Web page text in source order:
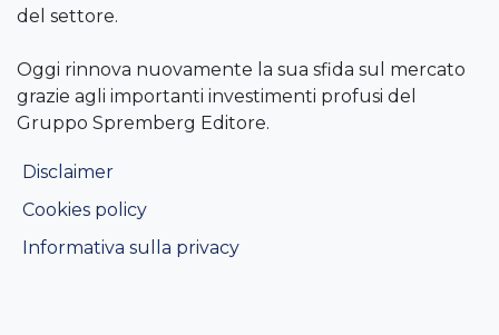
del settore.
Oggi rinnova nuovamente la sua sfida sul mercato
grazie agli importanti investimenti profusi del
Gruppo Spremberg Editore.
Disclaimer
Cookies policy
Informativa sulla privacy